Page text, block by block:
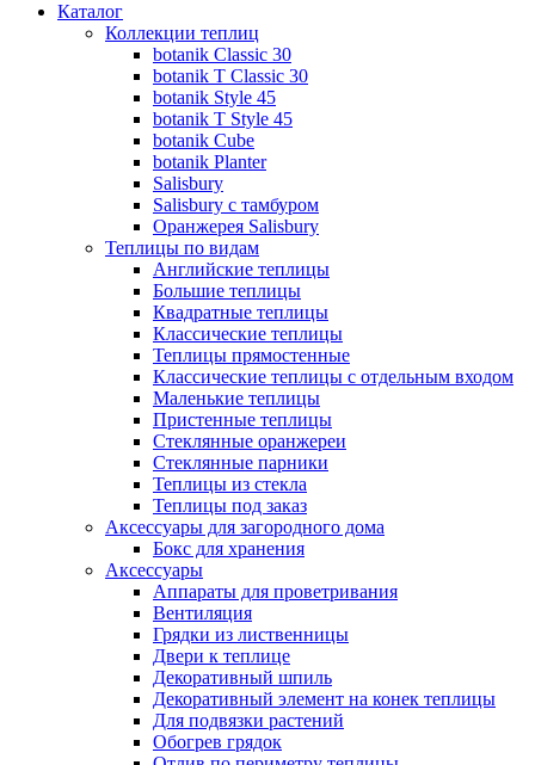
Каталог
Коллекции теплиц
botanik Classic 30
botanik T Classic 30
botanik Style 45
botanik Т Style 45
botanik Cube
botanik Planter
Salisbury
Salisbury с тамбуром
Оранжерея Salisbury
Теплицы по видам
Английские теплицы
Большие теплицы
Квадратные теплицы
Классические теплицы
Теплицы прямостенные
Классические теплицы с отдельным входом
Маленькие теплицы
Пристенные теплицы
Стеклянные оранжереи
Стеклянные парники
Теплицы из стекла
Теплицы под заказ
Аксессуары для загородного дома
Бокс для хранения
Аксессуары
Аппараты для проветривания
Вентиляция
Грядки из лиственницы
Двери к теплице
Декоративный шпиль
Декоративный элемент на конек теплицы
Для подвязки растений
Обогрев грядок